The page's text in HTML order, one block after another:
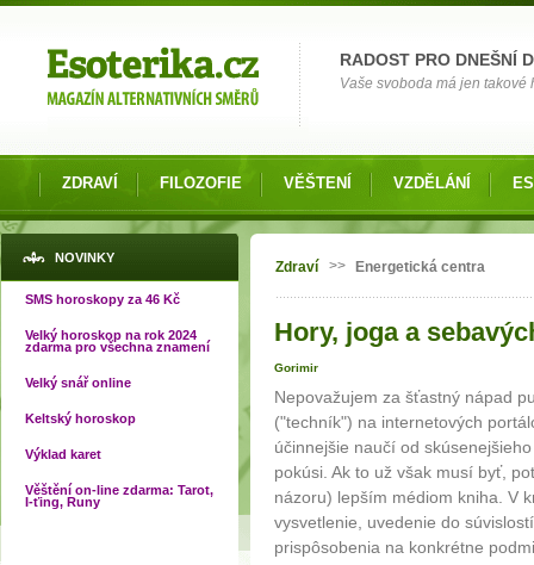
RADOST PRO DNEŠNÍ
Vaše svoboda má jen takové
ZDRAVÍ FILOZOFIE VĚŠTENÍ VZDĚLÁNÍ
NOVINKY
SMS horoskopy za 46 Kč
Velký horoskop na rok 2024
zdarma pro všechna znamení
Velký snář online
Keltský horoskop
Výklad karet
Věštění on-line zdarma: Tarot,
I-ťing, Runy
Jste zde
Zdraví >> Energetická centra
Hory, joga a
Gorimir
Nepovažujem za šťastný nápad
("techník") na internetových
účinnejšie naučí od
pokúsi. Ak to už však musí byť,
názoru) lepším médiom kniha. V
vysvetlenie, uvedenie do
prispôsobenia na konkrétne